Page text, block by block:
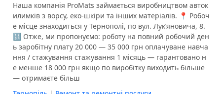
Наша компанія ProMats займається виробництвом авток
илимків з ворсу, еко-шкіри та інших матеріалів. 📍 Робоч
е місце знаходиться у Тернополі, по вул. Лукʼяновича, 8.
🔢 Отже, ми пропонуємо: роботу на повний робочий ден
ь заробітну плату 20 000 — 35 000 грн оплачуване навча
ння / стажування стажування 1 місяць — гарантовано н
е менше 18 000 грн якщо по виробітку виходить більше
— отримаєте більш